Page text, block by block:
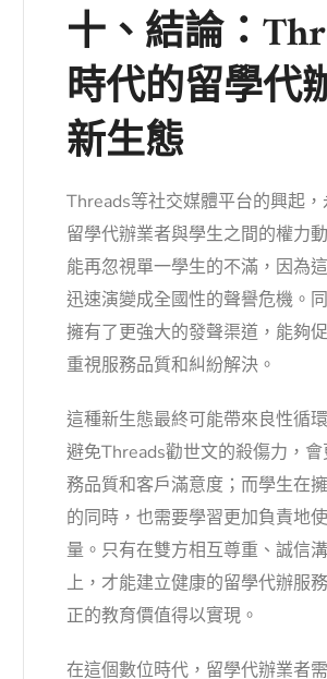
十、結論：
時代的留學代
新生態
Threads等社交媒體平台的興起，
留學代辦業者與學生之間的權力
能再忽視單一學生的不滿，因為
迅速演變成全國性的聲譽危機。
擁有了更強大的發聲渠道，能夠
重視服務品質和糾紛解決。
這種新生態最終可能帶來良性循
避免Threads勸世文的殺傷力，
務品質和客戶滿意度；而學生在
的同時，也需要學習更加負責地
量。只有在雙方相互尊重、誠信
上，才能建立健康的留學代辦服
正的教育價值得以實現。
在這個數位時代，留學代辦業者